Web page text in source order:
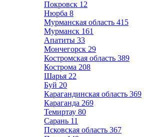
Покровск 12
Нюрба 8
Мурманская область 415
Мурманск 161
Апатиты 33
Мончегорск 29
Костромская область 389
Кострома 208
Шарья 22
Буй 20
Карагандинская область 369
Караганда 269
Темиртау 80
Сарань 11
Псковская область 367